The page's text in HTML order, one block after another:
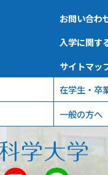
お問い合わ
入学に関す
サイトマッ
在学生・卒
一般の方へ